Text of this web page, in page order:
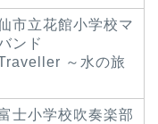
市立花館小学校マ
ンド
～水の旅
士小学校吹奏楽部